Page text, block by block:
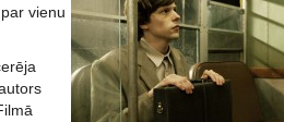
vienu